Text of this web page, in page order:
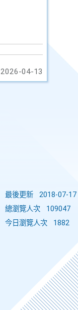
2026-04-13
最後更新
2018-07-17
總瀏覽人次
109047
今日瀏覽人次
1882